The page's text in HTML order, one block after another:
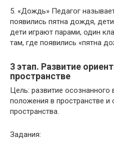
5. «Дождь» Педагог
появились пятна дождя,
дети играют парами, один
там, где появились «пятна
3 этап. Развитие
про­странстве
Цель: развитие осознанного
положения в пространстве
пространства.
Задания: